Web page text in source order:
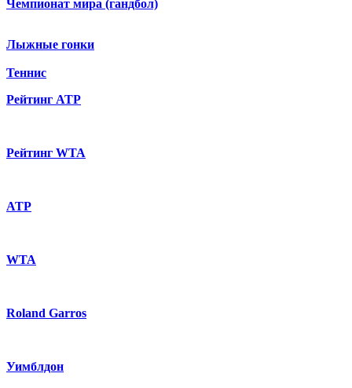
Чемпионат мира (гандбол)
Лыжные гонки
Теннис
Рейтинг ATP
Рейтинг WTA
ATP
WTA
Roland Garros
Уимблдон